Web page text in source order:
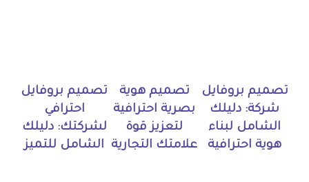
تصميم بروفايل
شركة: دليلك
الشامل لبناء
هوية احترافية
تصميم هوية
بصرية احترافية
لتعزيز قوة
علامتك التجارية
تصميم بروفايل
احترافي
لشركتك: دليلك
الشامل للتميز